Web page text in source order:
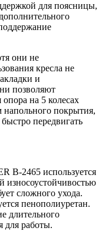
для поясницы,
они не
кресла не
и
позволяют
на 5 колесах
напольного покрытия,
передвигать
B-2465 используется
износоустойчивостью
сложного ухода.
пенополиуретан.
длительного
для работы.